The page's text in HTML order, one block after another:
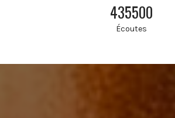
435500
Écoutes